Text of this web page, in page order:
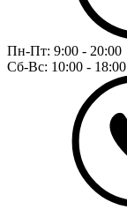
Пн-Пт: 9:00 - 20:00
Сб-Вс: 10:00 - 18:00